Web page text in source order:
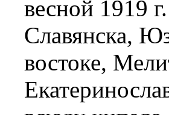
весной 1919
Славянска,
востоке,